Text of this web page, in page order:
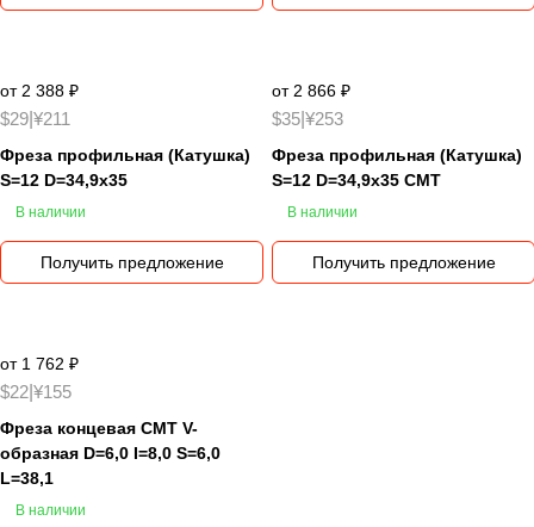
от 2 388 ₽
$29 ¥211
Фреза профильная (Катушка)
S=12 D=34,9x35
В наличии
Получить предложение
от 2 866 ₽
$35 ¥253
Фреза профильная (Катушка)
S=12 D=34,9x35 CMT
В наличии
Получить предложение
от 1 762 ₽
$22 ¥155
Фреза концевая CMT V-
образная D=6,0 I=8,0 S=6,0
L=38,1
В наличии